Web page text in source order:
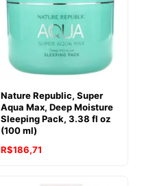
Nature Republic, Super
Aqua Max, Deep Moisture
Sleeping Pack, 3.38 fl oz
(100 ml)
R$186,71